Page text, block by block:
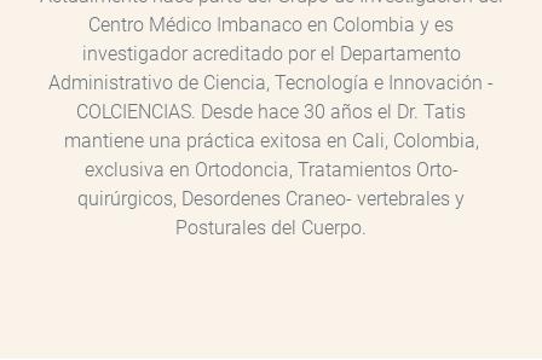
Centro Médico Imbanaco en Colombia y es
investigador acreditado por el Departamento
Administrativo de Ciencia, Tecnología e Innovación -
COLCIENCIAS. Desde hace 30 años el Dr. Tatis
mantiene una práctica exitosa en Cali, Colombia,
exclusiva en Ortodoncia, Tratamientos Orto-
quirúrgicos, Desordenes Craneo- vertebrales y
Posturales del Cuerpo.